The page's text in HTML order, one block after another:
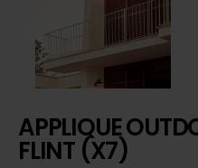
APPLIQUE
FLINT (X7)